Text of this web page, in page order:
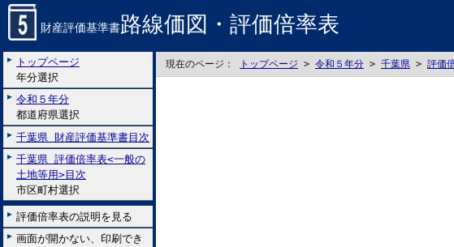
財産評価基準書路線価図・評価倍率表
トップページ
年分選択
令和５年分
都道府県選択
千葉県 財産評価基準書目次
千葉県 評価倍率表<一般の
土地等用>目次
市区町村選択
評価倍率表の説明を見る
画面が開かない、印刷でき
現在のページ： トップページ > 令和５年分 > 千葉県 > 評価